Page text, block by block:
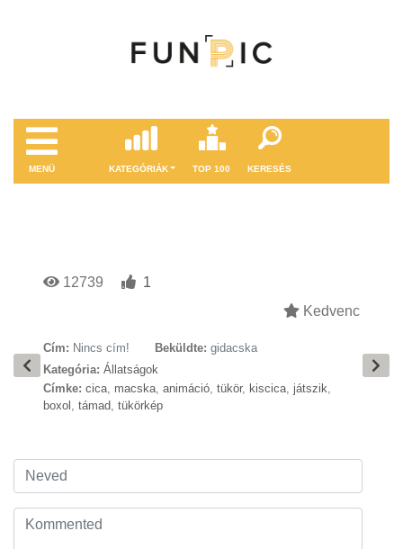
MENÜ KATEGÓRIÁK TOP 100 KERESÉS
12739
1
Kedvenc
Cím: Nincs cím! Beküldte: gidacska
Kategória: Állatságok
Címke: cica, macska, animáció, tükör, kiscica, játszik,
boxol , támad, tükörkép